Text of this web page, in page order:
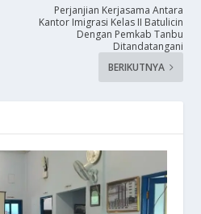
Perjanjian Kerjasama Antara
Kantor Imigrasi Kelas II Batulicin
Dengan Pemkab Tanbu
Ditandatangani
BERIKUTNYA